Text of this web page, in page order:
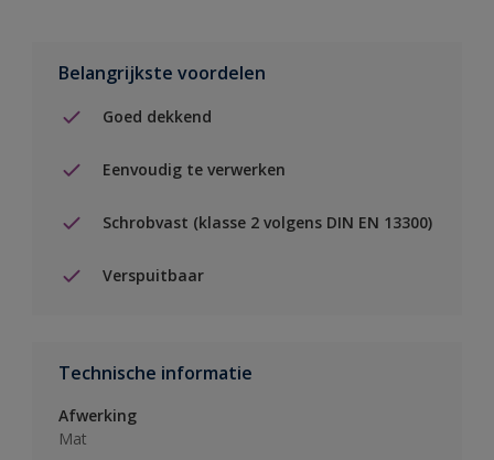
Belangrijkste voordelen
Goed dekkend
Eenvoudig te verwerken
Schrobvast (klasse 2 volgens DIN EN 13300)
Verspuitbaar
Technische informatie
Afwerking
Mat